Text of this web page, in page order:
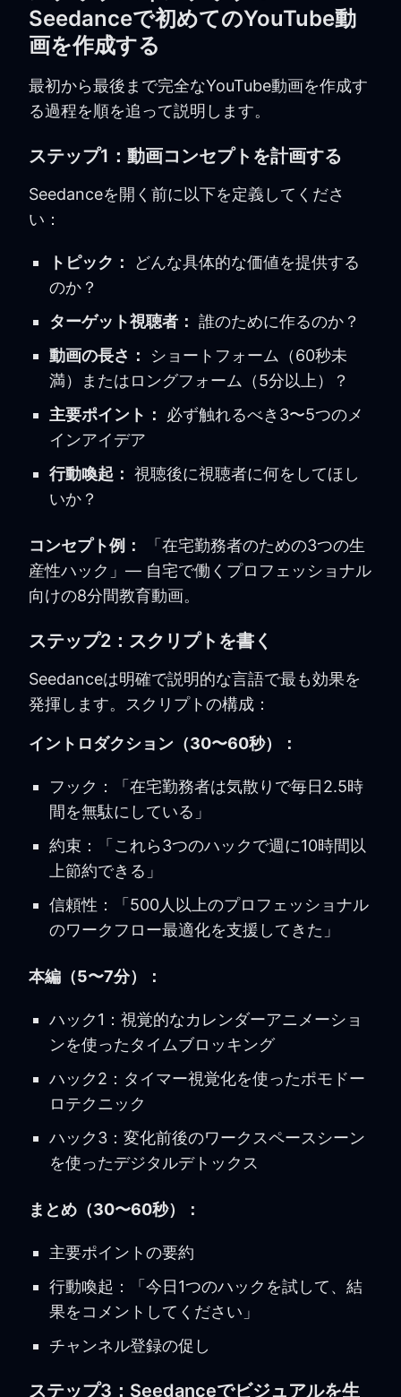
Seedanceで初めてのYouTube動
画を作成する
最初から最後まで完全なYouTube動画を作成す
る過程を順を追って説明します。
ステップ1：動画コンセプトを計画する
Seedanceを開く前に以下を定義してくださ
い：
トピック：
どんな具体的な価値を提供する
のか？
ターゲット視聴者： 誰のために作るのか？
動画の長さ：
ショートフォーム（60秒未
満）またはロングフォーム（5分以上）？
主要ポイント：
必ず触れるべき3〜5つのメ
インアイデア
行動喚起： 視聴後に視聴者に何をしてほし
いか？
コンセプト例：
「在宅勤務者のための3つの生
産性ハック」— 自宅で働くプロフェッショナル
向けの8分間教育動画。
ステップ2：スクリプトを書く
Seedanceは明確で説明的な言語で最も効果を
発揮します。スクリプトの構成：
イントロダクション（30〜60秒）：
フック：「在宅勤務者は気散りで毎日2.5時
間を無駄にしている」
約束：「これら3つのハックで週に10時間以
上節約できる」
信頼性：「500人以上のプロフェッショナル
のワークフロー最適化を支援してきた」
本編（5〜7分）：
ハック1：視覚的なカレンダーアニメーショ
ンを使ったタイムブロッキング
ハック2：タイマー視覚化を使ったポモドー
ロテクニック
ハック3：変化前後のワークスペースシーン
を使ったデジタルデトックス
まとめ（30〜60秒）：
主要ポイントの要約
行動喚起：「今日1つのハックを試して、結
果をコメントしてください」
チャンネル登録の促し
ステップ3：Seedanceでビジュアルを生